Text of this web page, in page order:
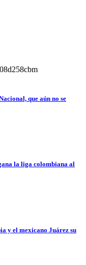
que aún no se
la liga colombiana al
y el mexicano Juárez su